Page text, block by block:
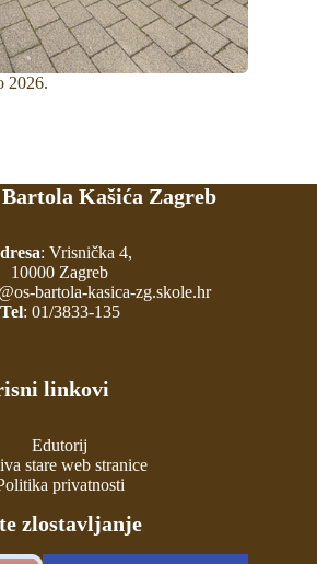
2026.
Kašića Zagreb
: Vrisnička 4,
10000 Zagreb
bartola-kasica-zg.skole.hr
Tel: 01/3833-135
linkovi
Edutorij
stare web stranice
privatnosti
zlostavljanje